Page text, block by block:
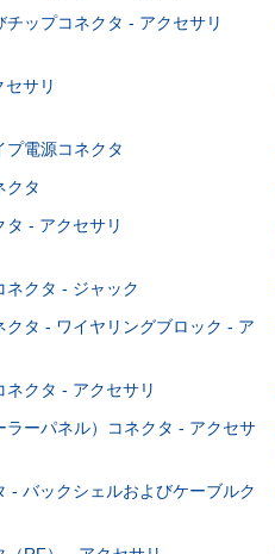
チップコネクタ - アクセサリ
サリ
プ電源コネクタ
クタ
タ - アクセサリ
ネクタ - ジャック
クタ - ワイヤリングブロック - ア
ネクタ - アクセサリ
ラーパネル）コネクタ - アクセサ
- バックシェルおよびケーブルク